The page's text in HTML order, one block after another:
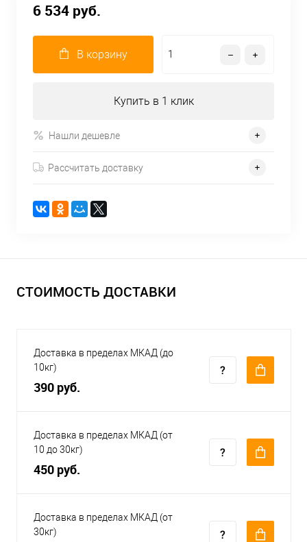
6 534 руб.
В корзину
Купить в 1 клик
Нашли дешевле
Рассчитать доставку
СТОИМОСТЬ ДОСТАВКИ
Доставка в пределах МКАД (до
10кг)
390 руб.
Доставка в пределах МКАД (от
10 до 30кг)
450 руб.
Доставка в пределах МКАД (от
30кг)